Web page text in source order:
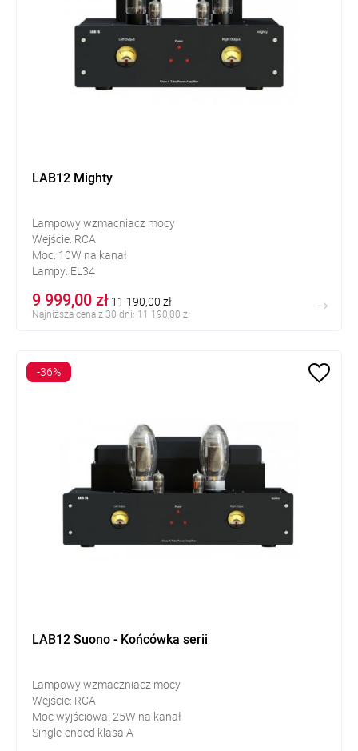
LAB12 Mighty
Lampowy wzmacniacz mocy
Wejście: RCA
Moc: 10W na kanał
Lampy: EL34
9 999,00 zł11 190,00 zł
Najniższa cena z 30 dni: 11 190,00 zł
LAB12 Suono - Końcówka serii
Lampowy wzmaczniacz mocy
Wejście: RCA
Moc wyjściowa: 25W na kanał
Single-ended klasa A
-36%